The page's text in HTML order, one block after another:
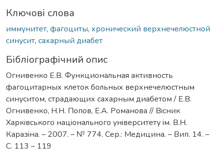
Ключові слова
иммунитет, фагоциты, хронический верхнечелюстной
синусит, сахарный диабет
Бібліографічний опис
Огнивенко Е.В. Функциональная активность
фагоцитарных клеток больных верхнечелюстным
синуситом, страдающих сахарным диабетом / Е.В.
Огнивенко, Н.Н. Попов, Е.А. Романова // Вiсник
Харкiвського нацiонального унiверситету iм. В.Н.
Каразiна. – 2007. – № 774. Сер.: Медицина. – Вип. 14. –
С. 113 – 119